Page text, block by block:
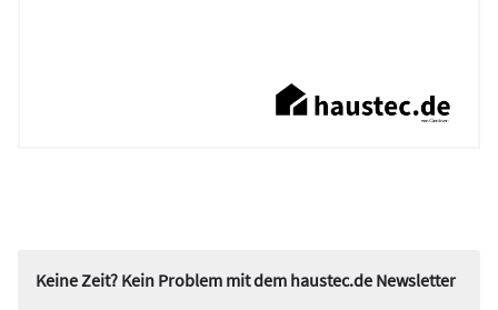
Keine Zeit? Kein Problem mit dem haustec.de Newsletter